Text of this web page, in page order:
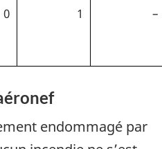
0 1 –
endommagé par